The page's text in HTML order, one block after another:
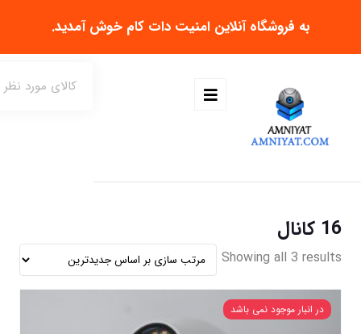
به فروشگاه آنلاین امنیت دات کام خوش آمدید.
16 کانال
Showing all 3 results
در انبار موجود نمی باشد